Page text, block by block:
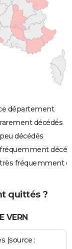
département
décédés
décédés
fréquemment
quittés ?
VERN
(source :